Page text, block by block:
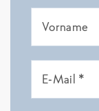
Vorname
E-Mail *